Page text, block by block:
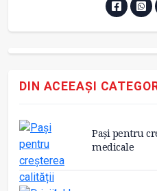
DIN ACEEAȘI
Pași pentru
medicale